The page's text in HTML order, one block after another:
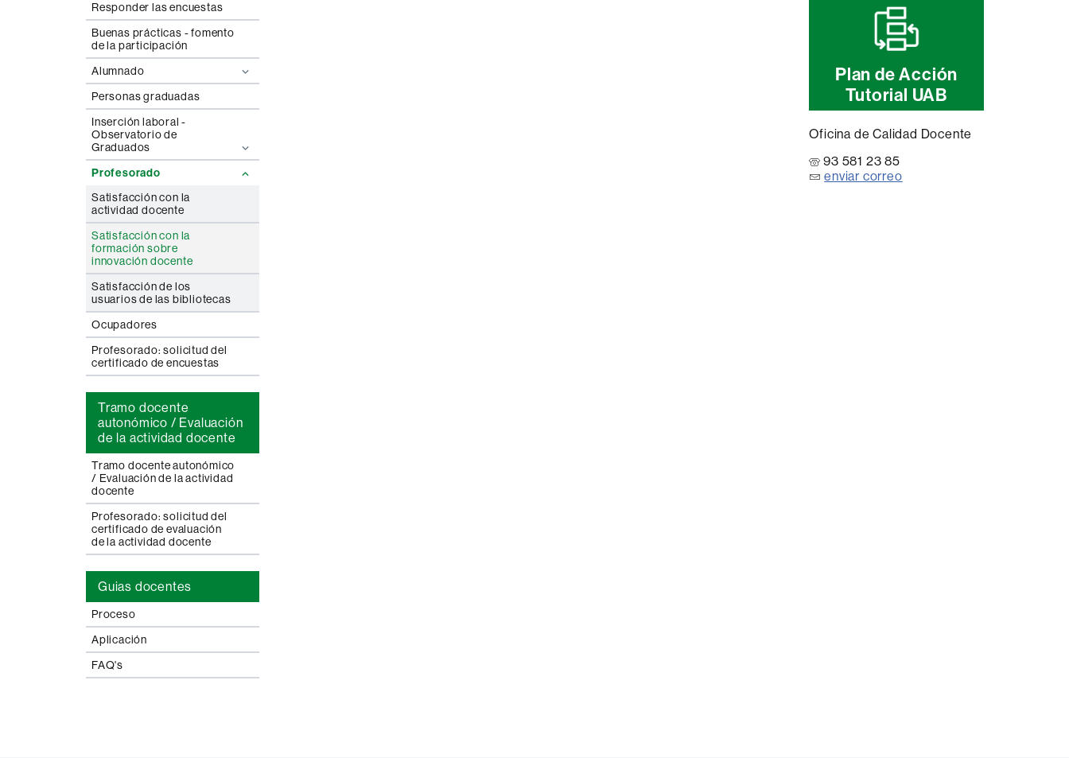
Responder las encuestas
Buenas prácticas - fomento
de la participación
Alumnado
Personas graduadas
Inserción laboral -
Observatorio de
Graduados
Profesorado
Satisfacción con la
actividad docente
Satisfacción con la
formación sobre
innovación docente
Satisfacción de los
usuarios de las bibliotecas
Ocupadores
Profesorado: solicitud del
certificado de encuestas
Tramo docente
autonómico / Evaluación
de la actividad docente
Tramo docente autonómico
/ Evaluación de la actividad
docente
Profesorado: solicitud del
certificado de evaluación
de la actividad docente
Guias docentes
Proceso
Aplicación
FAQ's
Plan de Acción
Tutorial UAB
Oficina de Calidad Docente
93 581 23 85
enviar correo